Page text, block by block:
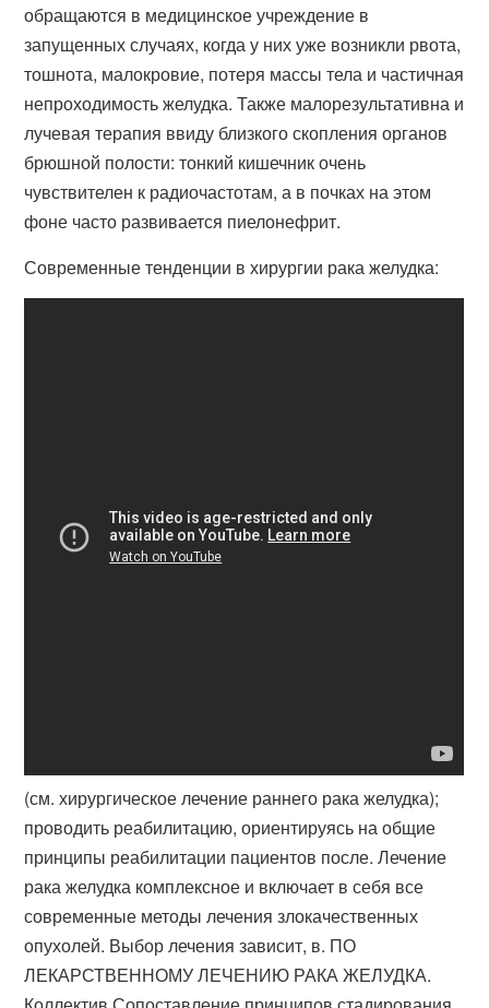
обращаются в медицинское учреждение в
запущенных случаях, когда у них уже возникли рвота,
тошнота, малокровие, потеря массы тела и частичная
непроходимость желудка. Также малорезультативна и
лучевая терапия ввиду близкого скопления органов
брюшной полости: тонкий кишечник очень
чувствителен к радиочастотам, а в почках на этом
фоне часто развивается пиелонефрит.
Современные тенденции в хирургии рака желудка:
(см. хирургическое лечение раннего рака желудка);
проводить реабилитацию, ориентируясь на общие
принципы реабилитации пациентов после. Лечение
рака желудка комплексное и включает в себя все
современные методы лечения злокачественных
опухолей. Выбор лечения зависит, в. ПО
ЛЕКАРСТВЕННОМУ ЛЕЧЕНИЮ РАКА ЖЕЛУДКА.